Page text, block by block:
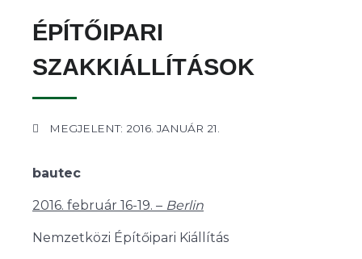
ÉPÍTŐIPARI
SZAKKIÁLLÍTÁSOK
MEGJELENT: 2016. JANUÁR 21.
bautec
2016. február 16-19. – Berlin
Nemzetközi Építőipari Kiállítás